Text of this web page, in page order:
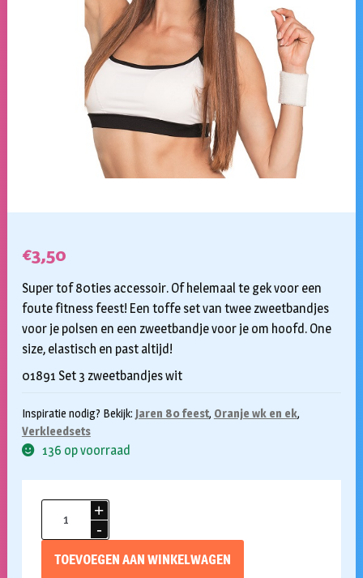
€3,50
Super tof 80ties accessoir. Of helemaal te gek voor een
foute fitness feest! Een toffe set van twee zweetbandjes
voor je polsen en een zweetbandje voor je om hoofd. One
size, elastisch en past altijd!
01891 Set 3 zweetbandjes wit
Inspiratie nodig? Bekijk: Jaren 80 feest, Oranje wk en ek,
Verkleedsets
136 op voorraad
Zweetbandjes
aantal
TOEVOEGEN AAN WINKELWAGEN